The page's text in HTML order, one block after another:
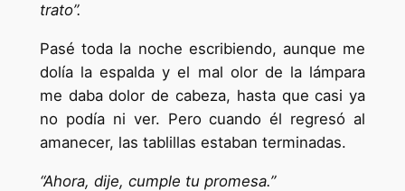
trato”.
Pasé toda la noche escribiendo, aunque me
dolía la espalda y el mal olor de la lámpara
me daba dolor de cabeza, hasta que casi ya
no podía ni ver. Pero cuando él regresó al
amanecer, las tablillas estaban terminadas.
“Ahora, dije, cumple tu promesa.”